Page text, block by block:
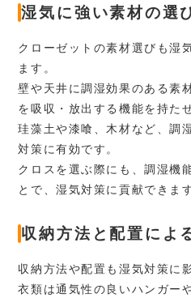
湿気に強い素材の選
クローゼットの素材選びも湿
ます。
壁や天井に調湿効果のある素
を吸収・放出する機能を持た
珪藻土や漆喰、木材など、調
対策に有効です。
クロスを選ぶ際にも、調湿機
とで、湿気対策に貢献できます
収納方法と配置によ
収納方法や配置も湿気対策に
衣類は通気性の良いハンガー